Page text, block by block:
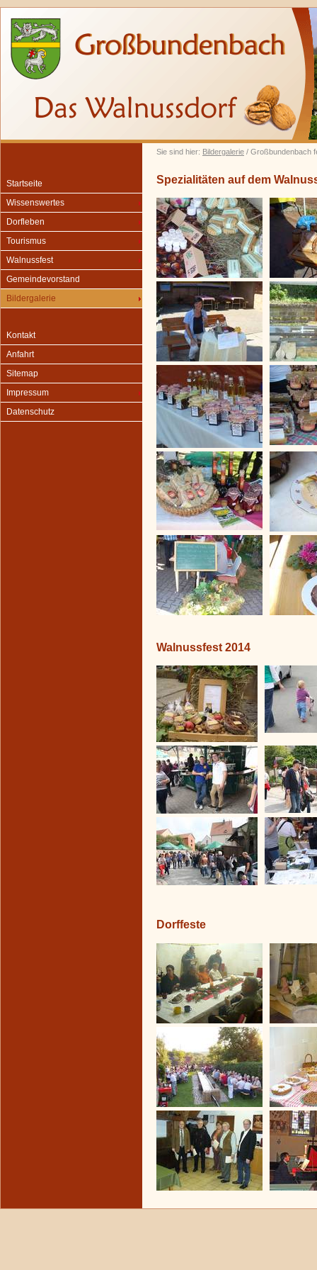
Sie sind hier: Bildergalerie / Großbundenbach
Startseite
Wissenswertes
Dorfleben
Tourismus
Walnussfest
Gemeindevorstand
Bildergalerie
Kontakt
Anfahrt
Sitemap
Impressum
Datenschutz
Spezialitäten auf dem
Walnussfest 2014
Dorffeste